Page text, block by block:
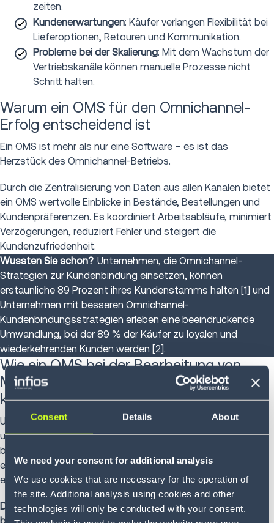
Consent Details About
We need your consent for additional analysis
We use cookies that are necessary for the operation of
the site. Additional analysis using cookies and other
technologies will only be conducted with your consent.
zeiten.
Kundenerwartungen: Käufer verlangen Flexibilität bei
Lieferoptionen, Retouren und Kommunikation.
Probleme bei der Skalierung: Mit dem Wachstum der
Vertriebskanäle können manuelle Prozesse nicht
Schritt halten.
Warum ein OMS für den Omnichannel-
Erfolg entscheidend ist
Ein OMS ist mehr als nur eine Software – es ist das
Herzstück des Omnichannel-Betriebs.
Durch die Zentralisierung von Daten aus allen Kanälen bietet
ein OMS wertvolle Einblicke in Bestände, Bestellungen und
Kundenpräferenzen. Es koordiniert Arbeitsabläufe, minimiert
Verzögerungen, reduziert Fehler und steigert die
Kundenzufriedenheit.
Wussten Sie schon? Unternehmen, die Omnichannel-
Strategien zur Kundenbindung einsetzen, können
erstaunliche 89 Prozent ihres Kundenstamms halten [1] und
Unternehmen mit besseren Omnichannel-
Kundenbindungsstrategien erleben eine beeindruckende
Umwandlung, bei der 89 % der Käufer zu loyalen und
wiederkehrenden Kunden werden [2].
Wie ein OMS bei der Bearbeitung von
Multichannel-Aufträgen unterstützen
kann
Unternehmen aller Branchen setzen OMS-Technologien ein,
um die Komplexität des Multichannel-Vertriebs zu
bewältigen. Diese Lösungen vereinfachen Prozesse,
ermöglichen datengestützte Entscheidungen und bieten
eine ganzheitliche Sicht auf die Kundenaktivitäten.
Die wichtigsten Bereiche, in denen OMS-Systeme Vorteile